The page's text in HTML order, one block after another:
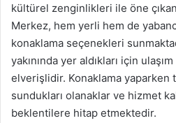
kültürel zenginlikleri ile öne
Merkez, hem yerli hem de
konaklama seçenekleri
yakınında yer aldıkları için
elverişlidir. Konaklama
sundukları olanaklar ve hizmet
beklentilere hitap etmektedir.